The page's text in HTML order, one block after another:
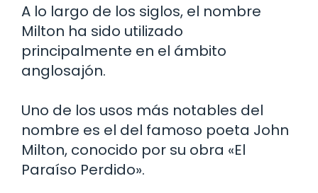
A lo largo de los siglos, el nombre
Milton ha sido utilizado
principalmente en el ámbito
anglosajón.
Uno de los usos más notables del
nombre es el del famoso poeta John
Milton, conocido por su obra «El
Paraíso Perdido».